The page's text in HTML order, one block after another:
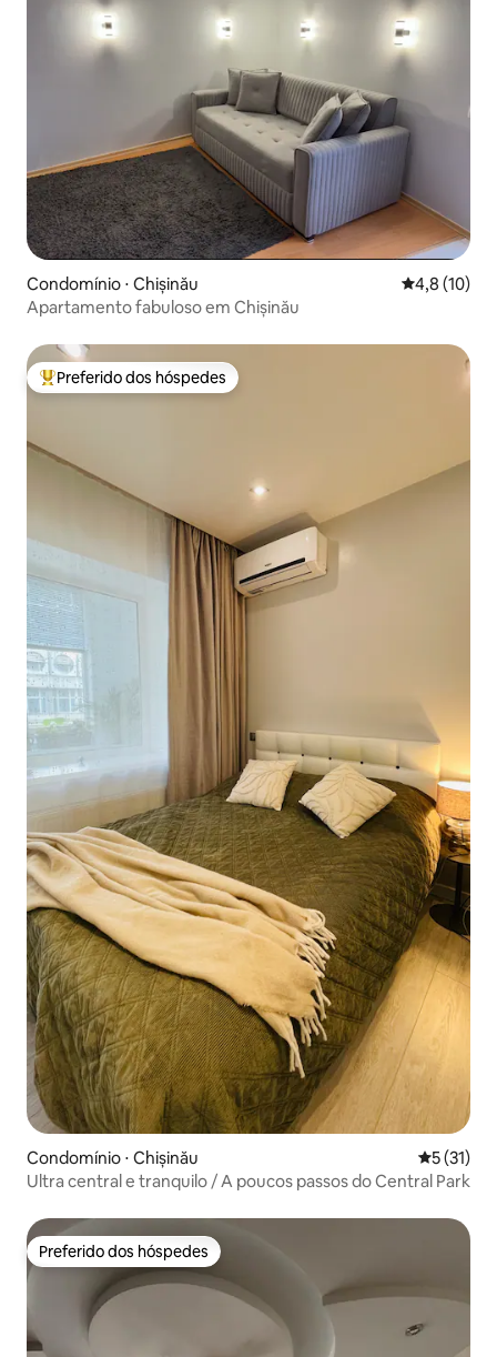
Condomínio ⋅ Chișinău 4,8 de uma
4,8 (10)
Apartamento fabuloso em Chișinău
Entre os melhores preferidos dos hóspedes
Preferido dos hóspedes
Condomínio ⋅ Chișinău 5 de uma
5 (31)
Ultra central e tranquilo / A poucos passos do Central Park
Preferido dos hóspedes
Preferido dos hóspedes